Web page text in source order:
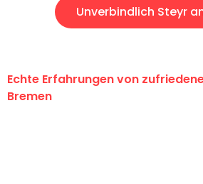
Unverbindlich Steyr
Echte Erfahrungen von
Bremen